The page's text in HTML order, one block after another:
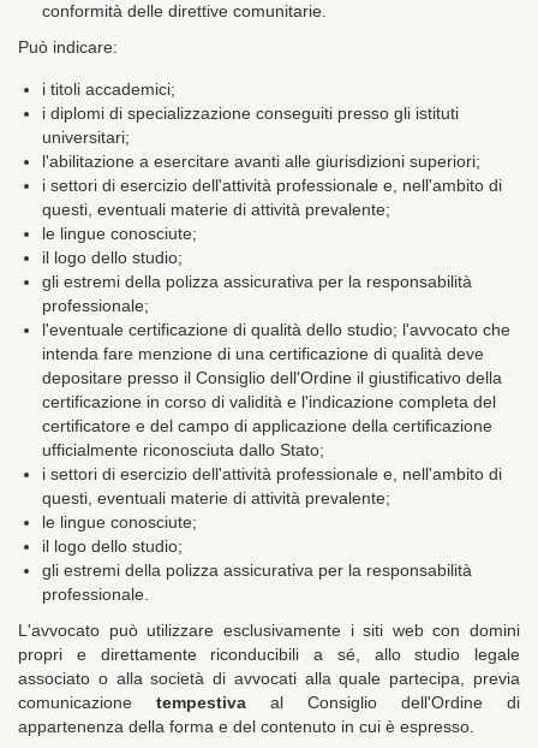
conformità delle direttive comunitarie.
Può indicare:
i titoli accademici;
i diplomi di specializzazione conseguiti presso gli istituti
universitari;
l'abilitazione a esercitare avanti alle giurisdizioni superiori;
i settori di esercizio dell'attività professionale e, nell'ambito di
questi, eventuali materie di attività prevalente;
le lingue conosciute;
il logo dello studio;
gli estremi della polizza assicurativa per la responsabilità
professionale;
l'eventuale certificazione di qualità dello studio; l'avvocato che
intenda fare menzione di una certificazione di qualità deve
depositare presso il Consiglio dell'Ordine il giustificativo della
certificazione in corso di validità e l'indicazione completa del
certificatore e del campo di applicazione della certificazione
ufficialmente riconosciuta dallo Stato;
i settori di esercizio dell'attività professionale e, nell'ambito di
questi, eventuali materie di attività prevalente;
le lingue conosciute;
il logo dello studio;
gli estremi della polizza assicurativa per la responsabilità
professionale.
L'avvocato può utilizzare esclusivamente i siti web con domini
propri e direttamente riconducibili a sé, allo studio legale
associato o alla società di avvocati alla quale partecipa, previa
comunicazione
tempestiva
al Consiglio dell'Ordine di
appartenenza della forma e del contenuto in cui è espresso.